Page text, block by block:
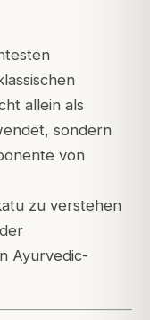
allein als
sondern
von
zu verstehen
Ayurvedic-